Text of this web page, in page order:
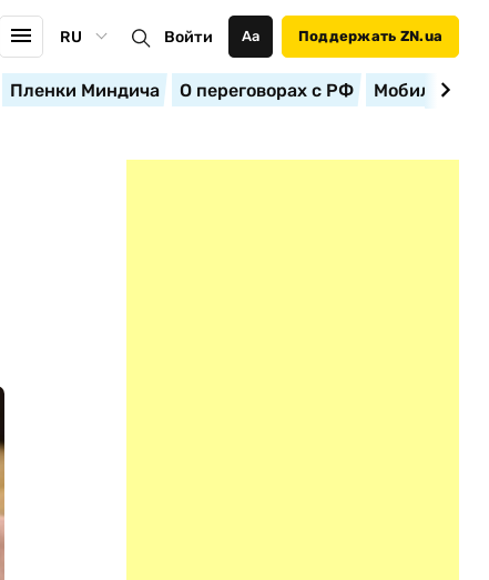
RU Войти Аа Поддержать ZN.ua
Пленки Миндича О переговорах с РФ